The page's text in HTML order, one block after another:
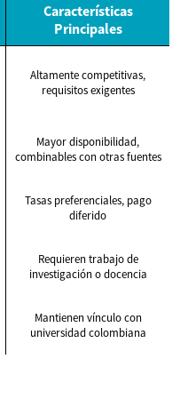
Características
Principales
Altamente competitivas,
requisitos exigentes
Mayor disponibilidad,
combinables con otras fuentes
Tasas preferenciales, pago
diferido
Requieren trabajo de
investigación o docencia
Mantienen vínculo con
universidad colombiana